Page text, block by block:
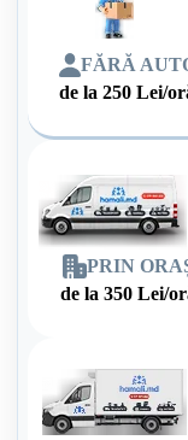
FĂRĂ
de la250 Lei/
PRIN
de la 350 Lei/